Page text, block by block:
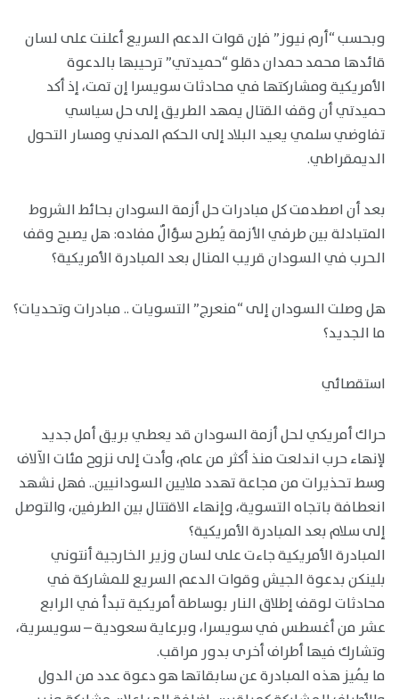
وبحسب “أرم نيوز” فإن قوات الدعم السريع أعلنت على لسان
قائدها محمد حمدان دقلو “حميدتي” ترحيبها بالدعوة
الأمريكية ومشاركتها في محادثات سويسرا إن تمت، إذ أكد
حميدتي أن وقف القتال يمهد الطريق إلى حل سياسي
تفاوضي سلمي يعيد البلاد إلى الحكم المدني ومسار التحول
الديمقراطي.
بعد أن اصطدمت كل مبادرات حل أزمة السودان بحائط الشروط
المتبادلة بين طرفي الأزمة يُطرح سؤالٌ مفاده: هل يصبح وقف
الحرب في السودان قريب المنال بعد المبادرة الأمريكية؟
هل وصلت السودان إلى “منعرج” التسويات .. مبادرات وتحديات؟
ما الجديد؟
استقصائي
حراك أمريكي لحل أزمة السودان قد يعطي بريق أمل جديد
لإنهاء حرب اندلعت منذ أكثر من عام، وأدت إلى نزوح مئات الآلاف
وسط تحذيرات من مجاعة تهدد ملايين السودانيين.. فهل نشهد
انعطافة باتجاه التسوية، وإنهاء الاقتتال بين الطرفين، والتوصل
إلى سلام بعد المبادرة الأمريكية؟
المبادرة الأمريكية جاءت على لسان وزير الخارجية أنتوني
بلينكن بدعوة الجيش وقوات الدعم السريع للمشاركة في
محادثات لوقف إطلاق النار بوساطة أمريكية تبدأ في الرابع
عشر من أغسطس في سويسرا، وبرعاية سعودية – سويسرية،
وتشارك فيها أطراف أخرى بدور مراقب.
ما يُميز هذه المبادرة عن سابقاتها هو دعوة عدد من الدول